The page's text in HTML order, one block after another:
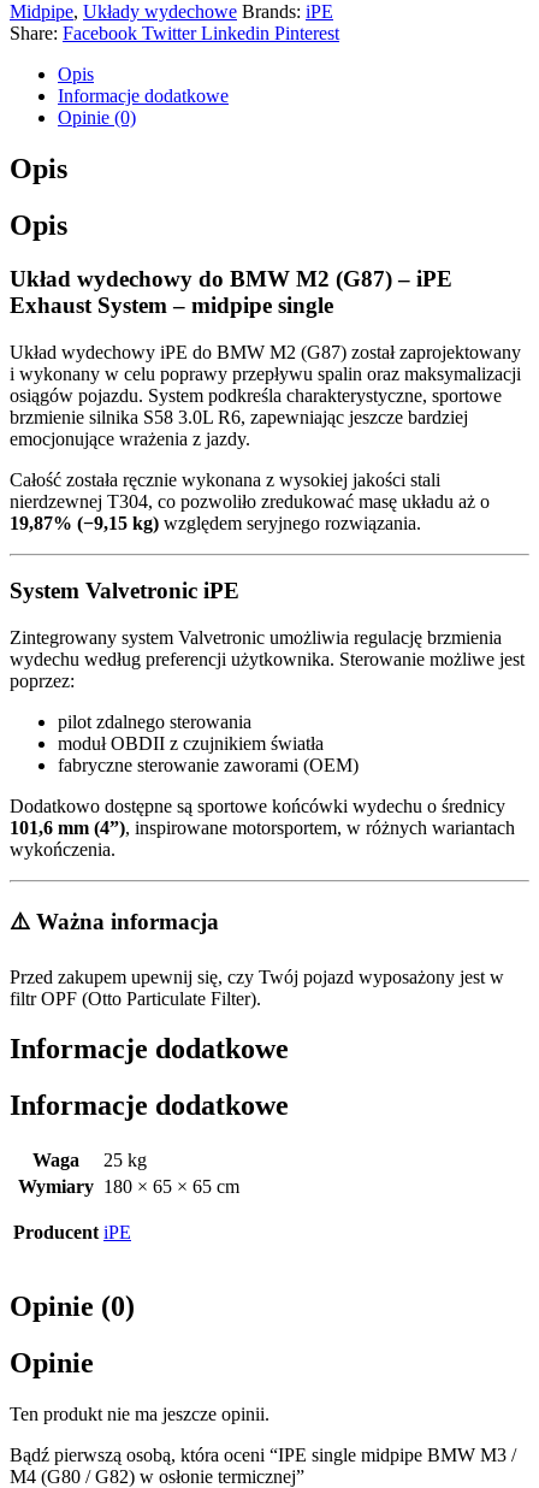
Midpipe, Układy wydechowe Brands: iPE
Share: Facebook Twitter Linkedin Pinterest
Opis
Informacje dodatkowe
Opinie (0)
Opis
Opis
Układ wydechowy do BMW M2 (G87)– iPE
Exhaust System – midpipe single
Układ wydechowy iPE do BMW M2 (G87) został zaprojektowany
i wykonany w celu poprawy przepływu spalin oraz maksymalizacji
osiągów pojazdu. System podkreśla charakterystyczne, sportowe
brzmienie silnika S58 3.0L R6, zapewniając jeszcze bardziej
emocjonujące wrażenia z jazdy.
Całość została ręcznie wykonana z wysokiej jakości stali
nierdzewnej T304, co pozwoliło zredukować masę układu aż o
19,87% (−9,15 kg) względem seryjnego rozwiązania.
System Valvetronic iPE
Zintegrowany system Valvetronic umożliwia regulację brzmienia
wydechu według preferencji użytkownika. Sterowanie możliwe jest
poprzez:
pilot zdalnego sterowania
moduł OBDII z czujnikiem światła
fabryczne sterowanie zaworami (OEM)
Dodatkowo dostępne są sportowe końcówki wydechu o średnicy
101,6 mm (4”), inspirowane motorsportem, w różnych wariantach
wykończenia.
⚠️ Ważna informacja
Przed zakupem upewnij się, czy Twój pojazd wyposażony jest w
filtr OPF (Otto Particulate Filter).
Informacje dodatkowe
Informacje dodatkowe
Waga
25 kg
Wymiary 180 × 65 × 65 cm
Producent iPE
Opinie (0)
Opinie
Ten produkt nie ma jeszcze opinii.
Bądź pierwszą osobą, która oceni “IPE single midpipe BMW M3 /
M4 (G80 / G82) w osłonie termicznej”